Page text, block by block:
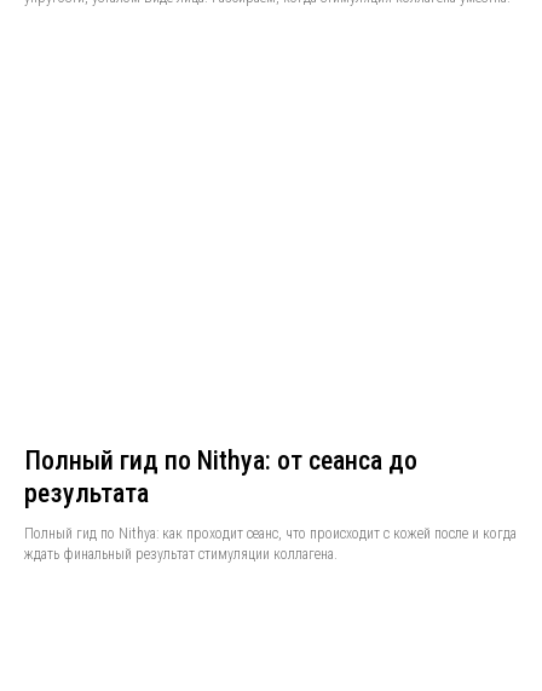
Полный гид по Nithya: от сеанса до
результата
Полный гид по Nithya: как проходит сеанс, что происходит с кожей после и когда
ждать финальный результат стимуляции коллагена.